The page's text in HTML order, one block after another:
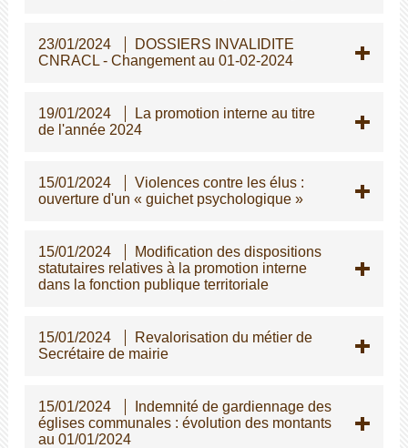
23/01/2024
DOSSIERS INVALIDITE
CNRACL - Changement au 01-02-2024
19/01/2024
La promotion interne au titre
de l'année 2024
15/01/2024
Violences contre les élus :
ouverture d'un « guichet psychologique »
15/01/2024
Modification des dispositions
statutaires relatives à la promotion interne
dans la fonction publique territoriale
15/01/2024
Revalorisation du métier de
Secrétaire de mairie
15/01/2024
Indemnité de gardiennage des
églises communales : évolution des montants
au 01/01/2024